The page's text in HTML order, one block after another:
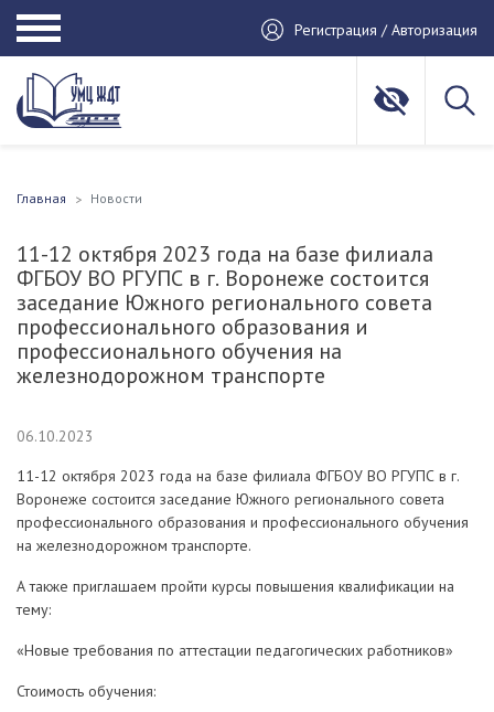
Регистрация / Авторизация
Главная Новости
11-12 октября 2023 года на базе филиала
ФГБОУ ВО РГУПС в г. Воронеже состоится
заседание Южного регионального совета
профессионального образования и
профессионального обучения на
железнодорожном транспорте
06.10.2023
11-12 октября 2023 года на базе филиала ФГБОУ ВО РГУПС в г.
Воронеже состоится заседание Южного регионального совета
профессионального образования и профессионального обучения
на железнодорожном транспорте.
А также приглашаем пройти курсы повышения квалификации на
тему:
«Новые требования по аттестации педагогических работников»
Стоимость обучения: